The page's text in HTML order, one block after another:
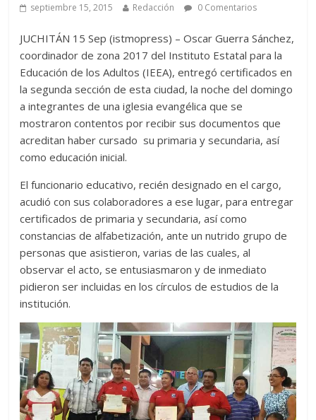
septiembre 15, 2015 Redacción 0 Comentarios
JUCHITÁN 15 Sep (istmopress) – Oscar Guerra Sánchez,
coordinador de zona 2017 del Instituto Estatal para la
Educación de los Adultos (IEEA), entregó certificados en
la segunda sección de esta ciudad, la noche del domingo
a integrantes de una iglesia evangélica que se
mostraron contentos por recibir sus documentos que
acreditan haber cursado su primaria y secundaria, así
como educación inicial.
El funcionario educativo, recién designado en el cargo,
acudió con sus colaboradores a ese lugar, para entregar
certificados de primaria y secundaria, así como
constancias de alfabetización, ante un nutrido grupo de
personas que asistieron, varias de las cuales, al
observar el acto, se entusiasmaron y de inmediato
pidieron ser incluidas en los círculos de estudios de la
institución.